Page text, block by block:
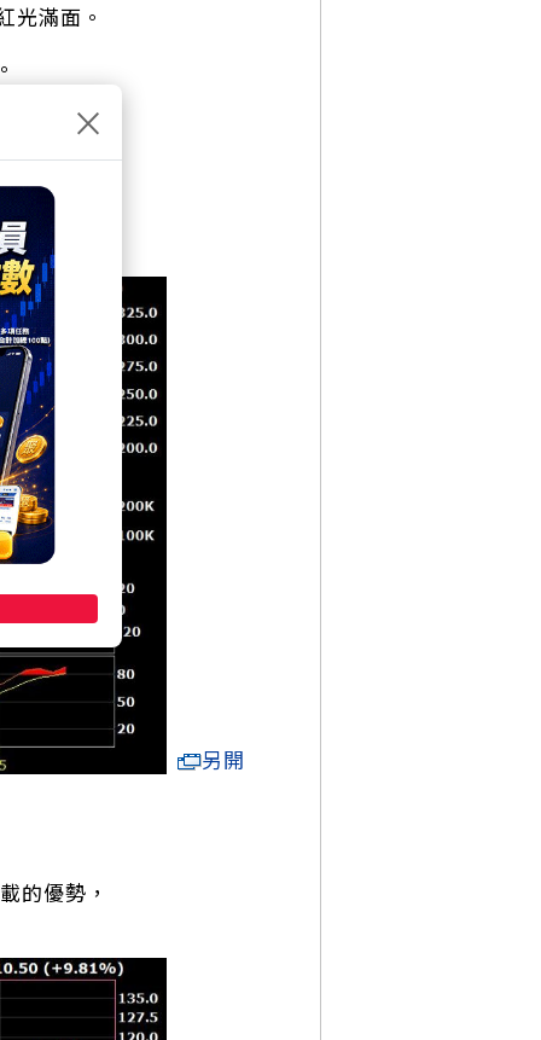
光滿面。
另開
的優勢，
×